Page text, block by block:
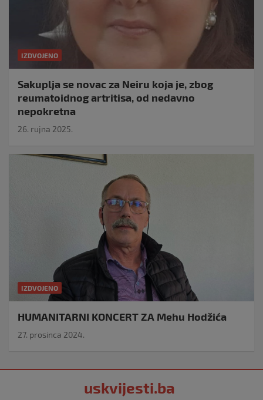
IZDVOJENO
Sakuplja se novac za Neiru koja je, zbog
reumatoidnog artritisa, od nedavno
nepokretna
26. rujna 2025.
IZDVOJENO
HUMANITARNI KONCERT ZA Mehu Hodžića
27. prosinca 2024.
uskvijesti.ba